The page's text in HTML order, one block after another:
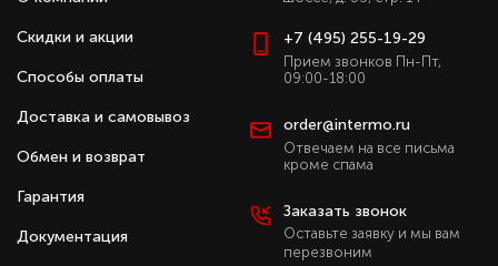
Скидки и акции
Способы оплаты
Доставка и самовывоз
Обмен и возврат
Гарантия
Документация
+7 (495) 255-19-29
Прием звонков Пн-Пт,
09:00-18:00
order@intermo.ru
Отвечаем на все письма
кроме спама
Заказать звонок
Оставьте заявку и мы вам
перезвоним